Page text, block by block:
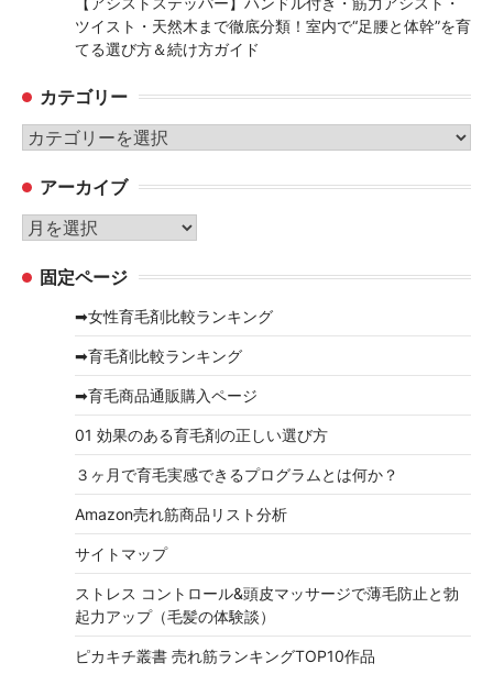
ツイスト・天然木まで徹底分類！室内で“足腰と体幹”を育
てる選び方＆続け方ガイド
カテゴリー
カ
ゴ
リ
ー
アーカイブ
ア
カ 固定ページ
➡女性育毛剤比較ランキング
➡育毛剤比較ランキング
➡育毛商品通販購入ページ
01 効果のある育毛剤の正しい選び方
３ヶ月で育毛実感できるプログラムとは何か？
Amazon売れ筋商品リスト分析
サイトマップ
ストレス コントロール&頭皮マッサージで薄毛防止と勃
起力アップ（毛髪の体験談）
ピカキチ叢書 売れ筋ランキングTOP10作品